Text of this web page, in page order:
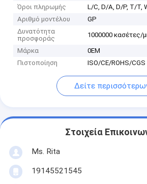
Όροι πληρωμής
L/C, D/A, D/P, T/T,
Αριθμό μοντέλου
GP
Δυνατότητα
προσφοράς
1000000 κασέτες/
Μάρκα
0EM
Πιστοποίηση
ISO/CE/ROHS/CGS
Δείτε
Στοιχεία
Ms. Rita
19145521545